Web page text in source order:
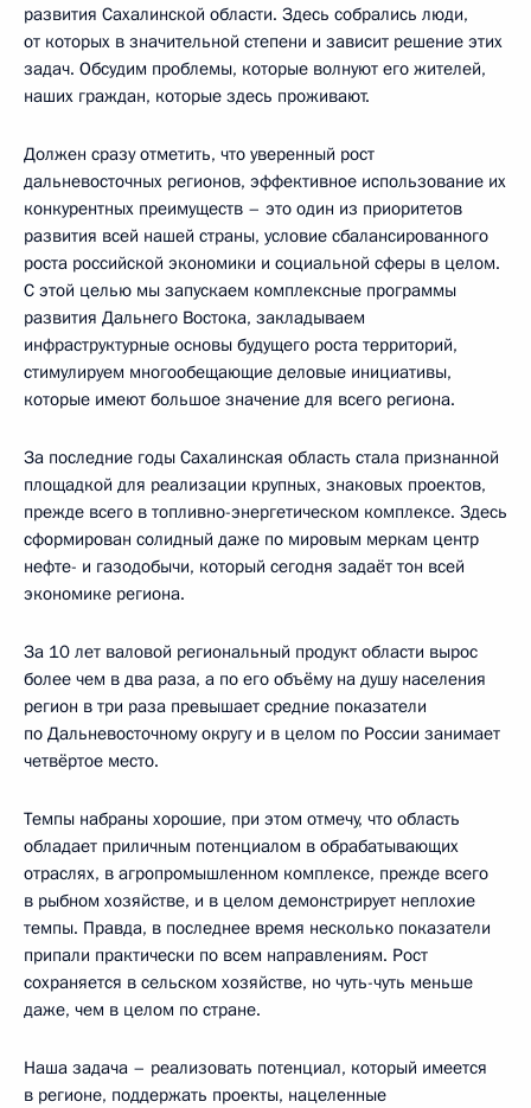
развития Сахалинской области. Здесь собрались люди,
от которых в значительной степени и зависит решение этих
задач. Обсудим проблемы, которые волнуют его жителей,
наших граждан, которые здесь проживают.
Должен сразу отметить, что уверенный рост
дальневосточных регионов, эффективное использование их
конкурентных преимуществ – это один из приоритетов
развития всей нашей страны, условие сбалансированного
роста российской экономики и социальной сферы в целом.
С этой целью мы запускаем комплексные программы
развития Дальнего Востока, закладываем
инфраструктурные основы будущего роста территорий,
стимулируем многообещающие деловые инициативы,
которые имеют большое значение для всего региона.
За последние годы Сахалинская область стала признанной
площадкой для реализации крупных, знаковых проектов,
прежде всего в топливно-энергетическом комплексе. Здесь
сформирован солидный даже по мировым меркам центр
нефте- и газодобычи, который сегодня задаёт тон всей
экономике региона.
За 10 лет валовой региональный продукт области вырос
более чем в два раза, а по его объёму на душу населения
регион в три раза превышает средние показатели
по Дальневосточному округу и в целом по России занимает
четвёртое место.
Темпы набраны хорошие, при этом отмечу, что область
обладает приличным потенциалом в обрабатывающих
отраслях, в агропромышленном комплексе, прежде всего
в рыбном хозяйстве, и в целом демонстрирует неплохие
темпы. Правда, в последнее время несколько показатели
припали практически по всем направлениям. Рост
сохраняется в сельском хозяйстве, но чуть-чуть меньше
даже, чем в целом по стране.
Наша задача – реализовать потенциал, который имеется
в регионе, поддержать проекты, нацеленные